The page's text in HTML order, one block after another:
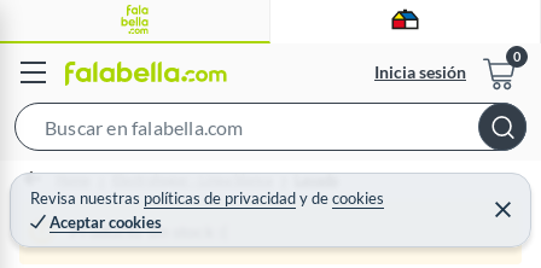
Inicia sesión
e
a
c
Revisa nuestras políticas de privacidadydecookies
Aceptar cookies
C
e
r
Home Electrohogar - Línea blanca Lavado
Producto sin stock :(